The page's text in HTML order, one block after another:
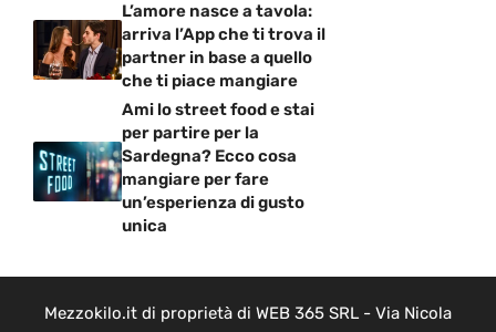
L’amore nasce a tavola:
arriva l’App che ti trova il
partner in base a quello
che ti piace mangiare
Ami lo street food e stai
per partire per la
Sardegna? Ecco cosa
mangiare per fare
un’esperienza di gusto
unica
Mezzokilo.it di proprietà di WEB 365 SRL - Via Nicola